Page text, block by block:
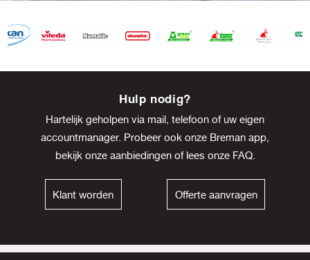
Hulp nodig?
Hartelijk geholpen via mail, telefoon of uw eigen
accountmanager. Probeer ook onze Breman app,
bekijk onze aanbiedingenof lees onze FAQ.
Klant worden Offerte aanvragen